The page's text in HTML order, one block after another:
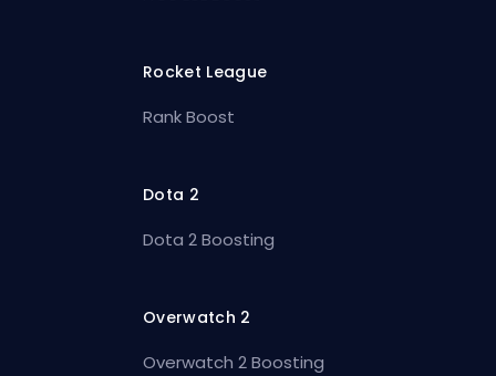
Rocket League
Rank Boost
Dota 2
Dota 2 Boosting
Overwatch 2
Overwatch 2 Boosting